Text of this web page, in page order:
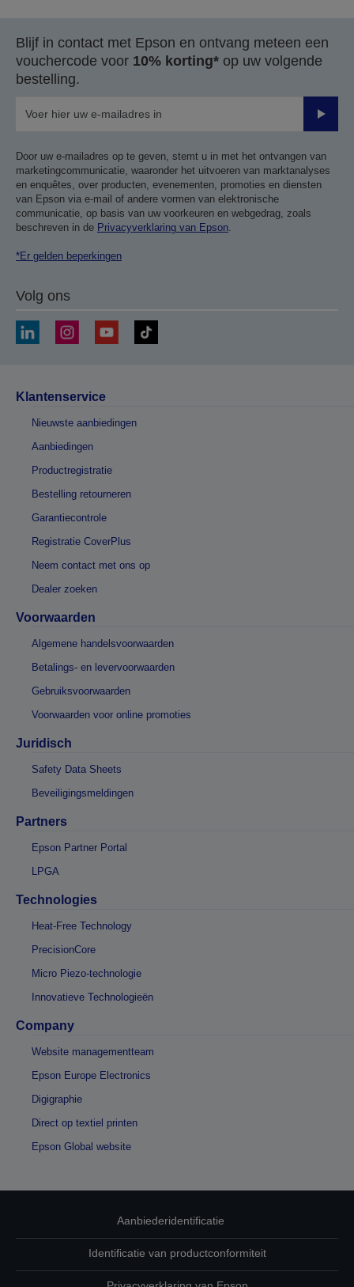
pagina
Blijf in contact met Epson en ontvang meteen een
vouchercode voor 10% korting* op uw volgende
bestelling.
Door uw e-mailadres op te geven, stemt u in met het ontvangen van
marketingcommunicatie, waaronder het uitvoeren van marktanalyses
en enquêtes, over producten, evenementen, promoties en diensten
van Epson via e-mail of andere vormen van elektronische
communicatie, op basis van uw voorkeuren en webgedrag, zoals
beschreven in de Privacyverklaring van Epson.
*Er gelden beperkingen
Volg ons
Klantenservice
Nieuwste aanbiedingen
Aanbiedingen
Productregistratie
Bestelling retourneren
Garantiecontrole
Registratie CoverPlus
Neem contact met ons op
Dealer zoeken
Voorwaarden
Algemene handelsvoorwaarden
Betalings- en levervoorwaarden
Gebruiksvoorwaarden
Voorwaarden voor online promoties
Juridisch
Safety Data Sheets
Beveiligingsmeldingen
Partners
Epson Partner Portal
LPGA
Technologies
Heat-Free Technology
PrecisionCore
Micro Piezo-technologie
Innovatieve Technologieën
Company
Website managementteam
Epson Europe Electronics
Digigraphie
Direct op textiel printen
Epson Global website
Aanbiederidentificatie
Identificatie van productconformiteit